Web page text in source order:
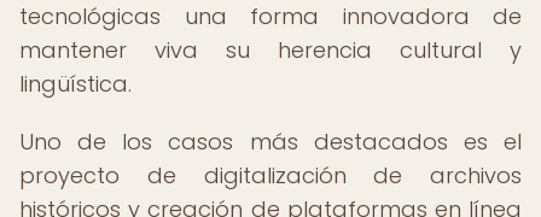
tecnológicas una forma innovadora de
mantener viva su herencia cultural y
lingüística.
Uno de los casos más destacados es el
proyecto de digitalización de archivos
históricos y creación de plataformas en línea